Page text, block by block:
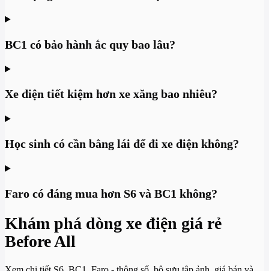
BC1 có bảo hành ắc quy bao lâu?
Xe điện tiết kiệm hơn xe xăng bao nhiêu?
Học sinh có cần bằng lái để đi xe điện không?
Faro có đáng mua hơn S6 và BC1 không?
Khám phá dòng xe điện giá rẻ
Before All